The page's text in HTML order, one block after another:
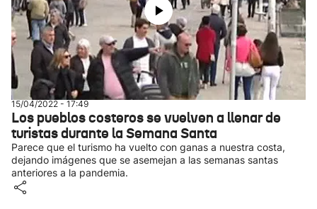
15/04/2022 - 17:49
Los pueblos costeros se vuelven a llenar de
turistas durante la Semana Santa
Parece que el turismo ha vuelto con ganas a nuestra costa,
dejando imágenes que se asemejan a las semanas santas
anteriores a la pandemia.